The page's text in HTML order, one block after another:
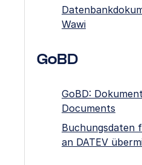
Wawi
GoBD
GoBD:
Documents
Buchungsdaten
an DATEV